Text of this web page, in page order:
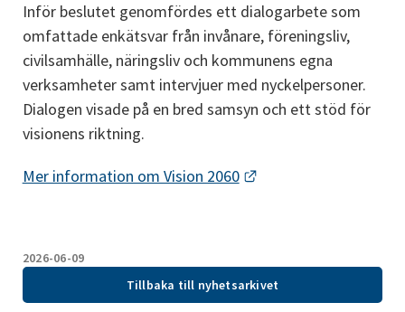
Inför beslutet genomfördes ett dialogarbete som
omfattade enkätsvar från invånare, föreningsliv,
civilsamhälle, näringsliv och kommunens egna
verksamheter samt intervjuer med nyckelpersoner.
Dialogen visade på en bred samsyn och ett stöd för
visionens riktning.
Mer information om Vision 2060 Länk till annan
2026-06-09
Tillbaka till nyhetsarkivet